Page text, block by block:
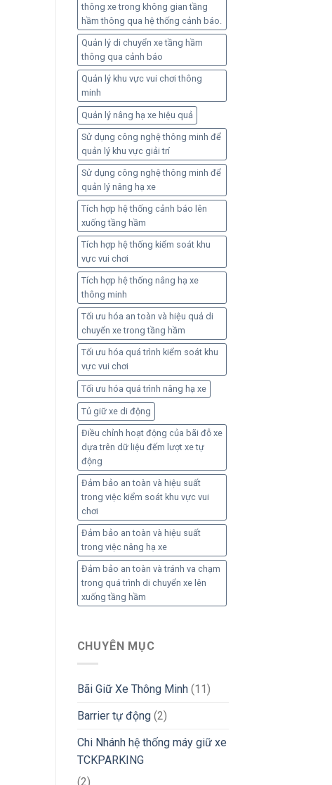
thông xe trong không gian tầng
hầm thông qua hệ thống cảnh báo.
Quản lý di chuyển xe tầng hầm
thông qua cảnh báo
Quản lý khu vực vui chơi thông
minh
Quản lý nâng hạ xe hiệu quả
Sử dụng công nghệ thông minh để
quản lý khu vực giải trí
Sử dụng công nghệ thông minh để
quản lý nâng hạ xe
Tích hợp hệ thống cảnh báo lên
xuống tầng hầm
Tích hợp hệ thống kiểm soát khu
vực vui chơi
Tích hợp hệ thống nâng hạ xe
thông minh
Tối ưu hóa an toàn và hiệu quả di
chuyển xe trong tầng hầm
Tối ưu hóa quá trình kiểm soát khu
vực vui chơi
Tối ưu hóa quá trình nâng hạ xe
Tủ giữ xe di động
Điều chỉnh hoạt động của bãi đỗ xe
dựa trên dữ liệu đếm lượt xe tự
động
Đảm bảo an toàn và hiệu suất
trong việc kiểm soát khu vực vui
chơi
Đảm bảo an toàn và hiệu suất
trong việc nâng hạ xe
Đảm bảo an toàn và tránh va chạm
trong quá trình di chuyển xe lên
xuống tầng hầm
CHUYÊN MỤC
Bãi Giữ Xe Thông Minh(11)
Barrier tự động(2)
Chi Nhánh hệ thống máy giữ xe
TCKPARKING
(2)